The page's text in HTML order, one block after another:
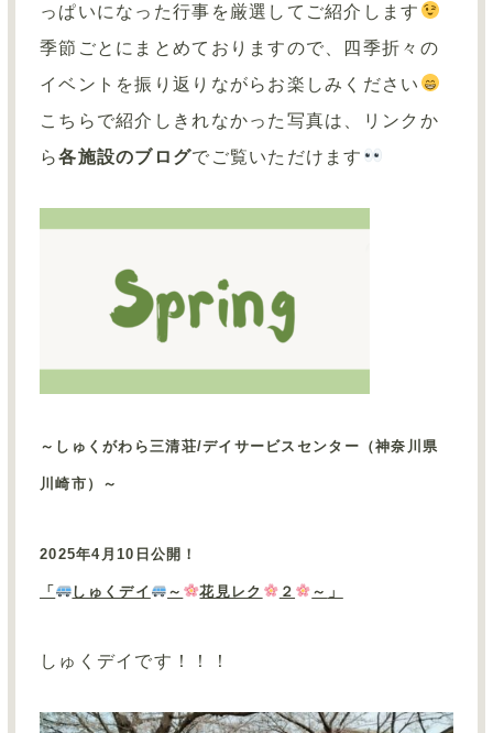
っぱいになった行事を厳選してご紹介します
季節ごとにまとめておりますので、四季折々の
イベントを振り返りながらお楽しみください
こちらで紹介しきれなかった写真は、リンクか
ら各施設のブログでご覧いただけます
～しゅくがわら三清荘/デイサービスセンター（神奈川県
川崎市）～
2025年4 月 10 日公開！
「 しゅくデイ ～ 花見レク ２ ～ 」
しゅくデイです！！！